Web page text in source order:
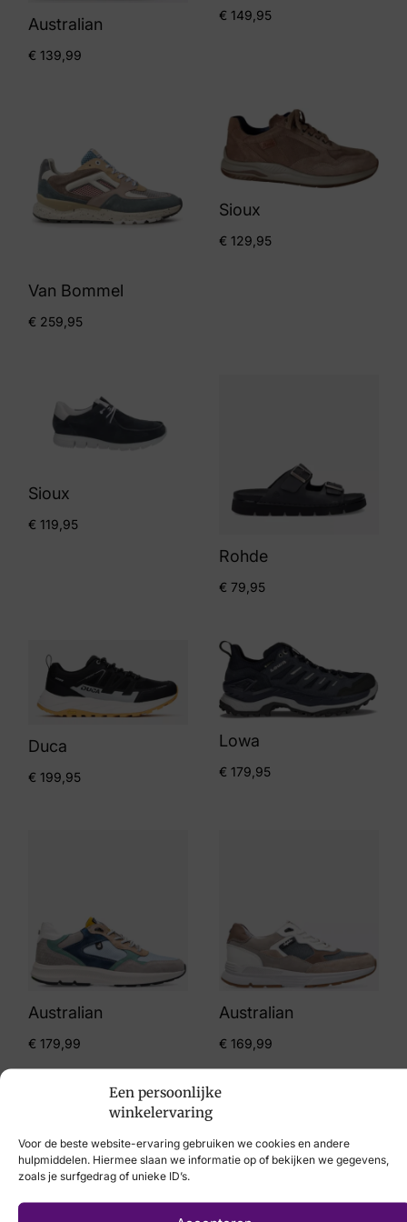
Een persoonlijke
winkelervaring
Voor de beste website-ervaring gebruiken we cookies en andere
hulpmiddelen. Hiermee slaan we informatie op of bekijken we gegevens,
zoals je surfgedrag of unieke ID’s.
Australian
€ 139,99
€ 149,95
Van Bommel
€ 259,95
Sioux
€ 129,95
Sioux
€ 119,95
Rohde
€ 79,95
Duca
€ 199,95
Lowa
€ 179,95
Australian
€ 179,99
Australian
€ 169,99
Solidus